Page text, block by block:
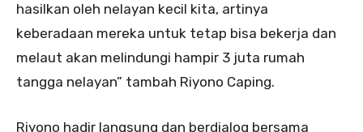
hasilkan oleh nelayan kecil kita, artinya
keberadaan mereka untuk tetap bisa bekerja dan
melaut akan melindungi hampir 3 juta rumah
tangga nelayan” tambah Riyono Caping.
Riyono hadir langsung dan berdialog bersama